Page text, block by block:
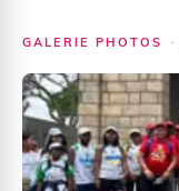
GALERIE PHOTOS ·